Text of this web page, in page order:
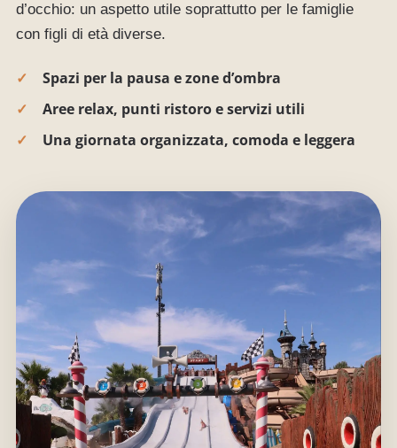
d’occhio: un aspetto utile soprattutto per le famiglie
con figli di età diverse.
Spazi per la pausa e zone d’ombra
Aree relax, punti ristoro e servizi utili
Una giornata organizzata, comoda e leggera